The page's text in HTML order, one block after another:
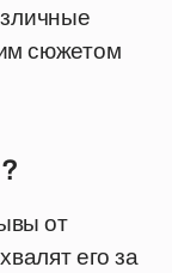
сюжетом
от
его за